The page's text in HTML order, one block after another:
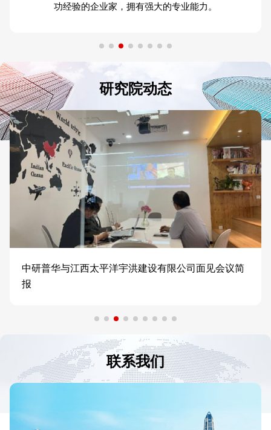
功经验的企业家，拥有强大的专业能力。
研究院动态
中研普华与江西太平洋宇洪建设有限公司面见会议简
报
联系我们